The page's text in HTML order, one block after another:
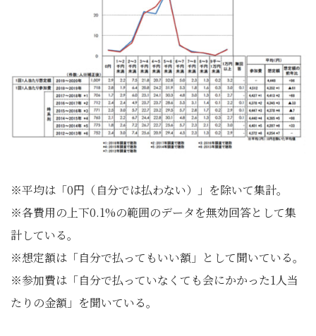
※平均は「0円（自分では払わない）」を除いて集計。
※各費用の上下0.1%の範囲のデータを無効回答として集
計している。
※想定額は「自分で払ってもいい額」として聞いている。
※参加費は「自分で払っていなくても会にかかった1人当
たりの金額」を聞いている。